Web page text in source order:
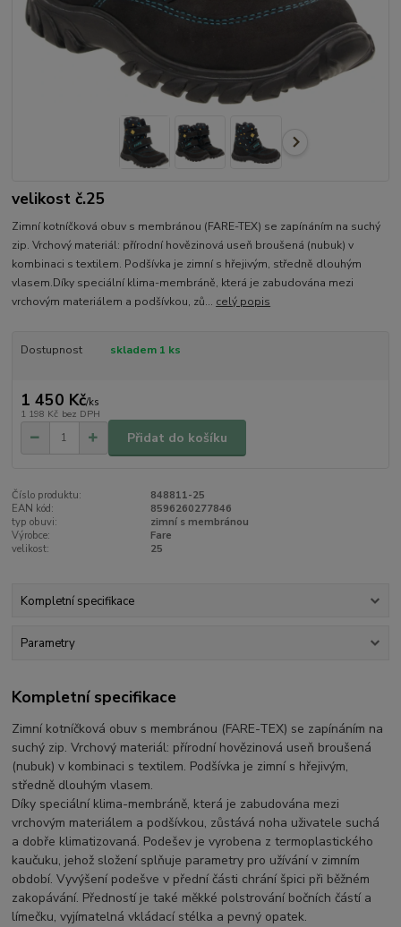
velikost č.25
Zimní kotníčková obuv s membránou (FARE-TEX) se zapínáním na suchý
zip. Vrchový materiál: přírodní hovězinová useň broušená (nubuk) v
kombinaci s textilem. Podšívka je zimní s hřejivým, středně dlouhým
vlasem.Díky speciální klima-membráně, která je zabudována mezi
vrchovým materiálem a podšívkou, zů... celý popis
Dostupnost skladem 1 ks
1 450 Kč/ks
1 198 Kč bez DPH
Přidat do košíku
Číslo produktu:
848811-25
EAN kód:
8596260277846
typ obuvi:
zimní s membránou
Výrobce:
Fare
velikost:
25
Kompletní specifikace
Parametry
Kompletní specifikace
Zimní kotníčková obuv s membránou (FARE-TEX) se zapínáním na
suchý zip. Vrchový materiál: přírodní hovězinová useň broušená
(nubuk) v kombinaci s textilem. Podšívka je zimní s hřejivým,
středně dlouhým vlasem.
Díky speciální klima-membráně, která je zabudována mezi
vrchovým materiálem a podšívkou, zůstává noha uživatele suchá
a dobře klimatizovaná. Podešev je vyrobena z termoplastického
kaučuku, jehož složení splňuje parametry pro užívání v zimním
období. Vyvýšení podešve v přední části chrání špici při běžném
zakopávání. Předností je také měkké polstrování bočních částí a
límečku, vyjímatelná vkládací stélka a pevný opatek.